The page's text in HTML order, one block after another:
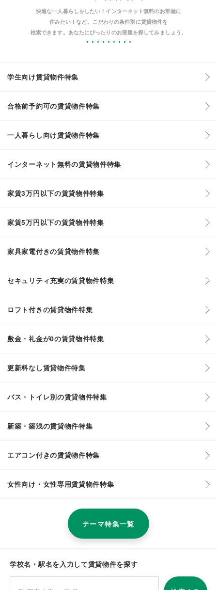
快適な一人暮らしをしたい！インターネット無料のお部屋に
住みたい！など、こだわりの条件別に賃貸物件を
検索できます。あなたにぴったりのお部屋を探してみましょう。
学生向け賃貸物件特集
合格前予約可の賃貸物件特集
一人暮らし向け賃貸物件特集
インターネット無料の賃貸物件特集
家賃3万円以下の賃貸物件特集
家賃5万円以下の賃貸物件特集
家具家電付きの賃貸物件特集
セキュリティ充実の賃貸物件特集
ロフト付きの賃貸物件特集
敷金・礼金が0の賃貸物件特集
更新料なし賃貸物件特集
バス・トイレ別の賃貸物件特集
新築・築浅の賃貸物件特集
エアコン付きの賃貸物件特集
女性向け・女性専用賃貸物件特集
テーマ特集一覧
学校名・駅名を入力して賃貸物件を探す